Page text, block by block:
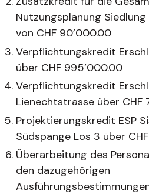
Nutzungsplanung
von CHF 90’000.00
Verpflichtungskredit
über CHF 995’000.00
Verpflichtungskredit
Lienechtstrasse über CHF
Projektierungskredit ESP
Südspange Los 3 über
Überarbeitung des
den dazugehörigen